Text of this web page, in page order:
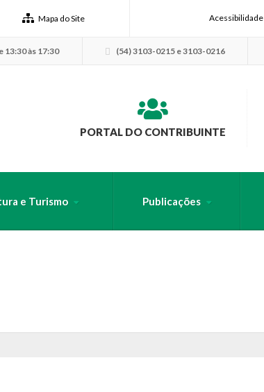
Mapa do Site Acessibilidade
13:30 às 17:30 (54) 3103-0215 e 3103-0216
PORTAL DO CONTRIBUINTE
e Turismo Publicações